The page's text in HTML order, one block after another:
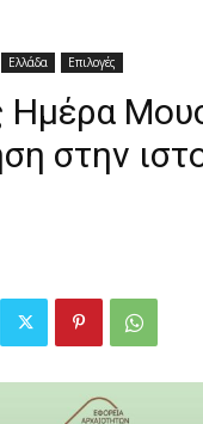
Ελλάδα Επιλογές
Ημέρα
στην